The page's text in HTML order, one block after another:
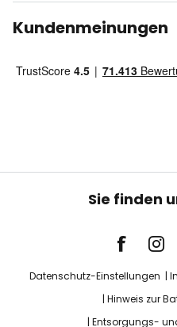
Kundenmeinungen
Sie finden
Datenschutz-Einstellungen
Hinweis zur
Entsorgungs-